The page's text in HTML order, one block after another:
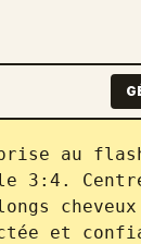
au flash
3:4.
et